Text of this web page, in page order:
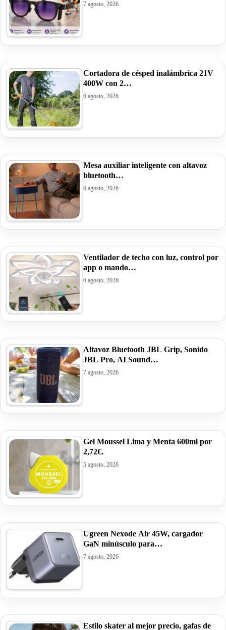
7 agosto, 2026
Cortadora de césped inalámbrica 21V
400W con 2…
6 agosto, 2026
Mesa auxiliar inteligente con altavoz
bluetooth…
6 agosto, 2026
Ventilador de techo con luz, control por
app o mando…
6 agosto, 2026
Altavoz Bluetooth JBL Grip, Sonido
JBL Pro, AI Sound…
7 agosto, 2026
Gel Moussel Lima y Menta 600ml por
2,72€.
5 agosto, 2026
Ugreen Nexode Air 45W, cargador
GaN minúsculo para…
7 agosto, 2026
Estilo skater al mejor precio, gafas de